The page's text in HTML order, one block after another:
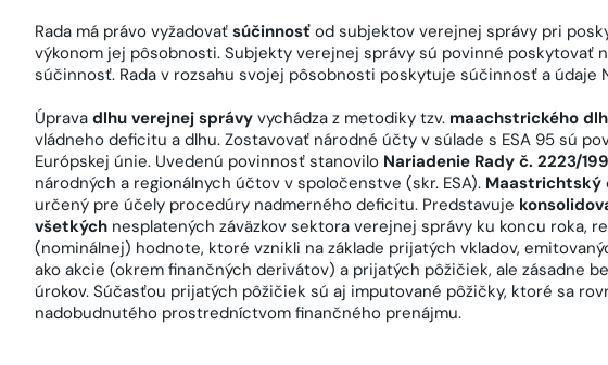
Rada má právo vyžadovať súčinnosť od subjektov verejnej správy pri
výkonom jej pôsobnosti. Subjekty verejnej správy sú povinné poskytovať
súčinnosť. Rada v rozsahu svojej pôsobnosti poskytuje súčinnosť a údaje
Úprava dlhu verejnej správy vychádza z metodiky tzv. maachstrického
vládneho deficitu a dlhu. Zostavovať národné účty v súlade s ESA 95 sú
Európskej únie. Uvedenú povinnosť stanovilo Nariadenie Rady č. 2223/
národných a regionálnych účtov v spoločenstve (skr. ESA). Maastrichtský
určený pre účely procedúry nadmerného deficitu. Predstavuje
všetkých nesplatených záväzkov sektora verejnej správy ku koncu roka,
(nominálnej) hodnote, ktoré vznikli na základe prijatých vkladov,
ako akcie (okrem finančných derivátov) a prijatých pôžičiek, ale zásadne
úrokov. Súčasťou prijatých pôžičiek sú aj imputované pôžičky, ktoré sa
nadobudnutého prostredníctvom finančného prenájmu.